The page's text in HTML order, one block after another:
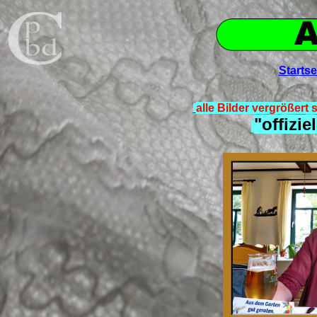
alle Bilder vergrößert